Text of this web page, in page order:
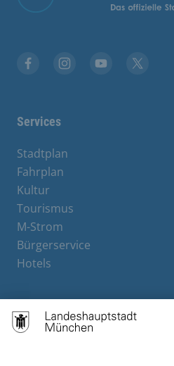
Services
Stadtplan
Fahrplan
Kultur
Tourismus
M-Strom
Bürgerservice
Hotels
Contact